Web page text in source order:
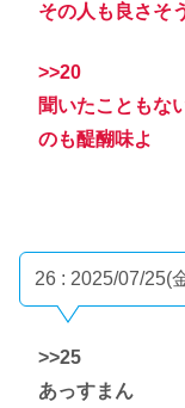
その人も良さそ
>>20
聞いたこともな
のも醍醐味よ
26 : 2025/07/25(
>>25
あっすまん